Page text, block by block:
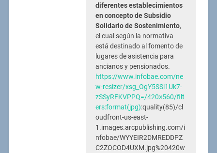
diferentes establecimientos
en concepto de Subsidio
Solidario de Sostenimiento,
el cual según la normativa
está destinado al fomento de
lugares de asistencia para
ancianos y pensionados.
https://www.infobae.com/ne
w-resizer/xsg_OgY5SSi1Uk7-
zSSyRFKVPPQ=/420×560/filt
ers:format(jpg):quality(85)/cl
oudfront-us-east-
1.images.arcpublishing.com/i
nfobae/WYYEIR2DMREDDPZ
C2ZOCOD4UXM.jpg%20420w